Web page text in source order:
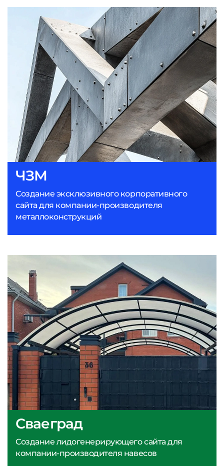
Сваеград
Создание лидогенерирующего сайта для
компании-производителя навесов
ЧЗМ
Создание эксклюзивного корпоративного
сайта для компании-производителя
металлоконструкций